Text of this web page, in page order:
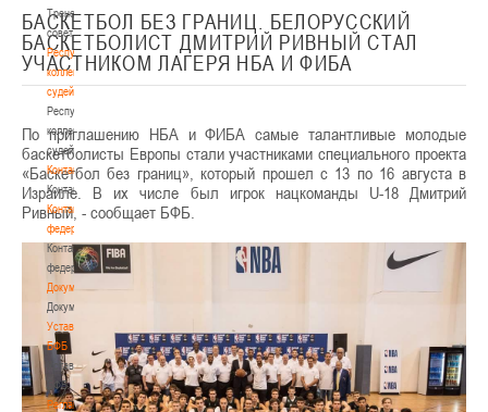
Тренерский
совет
Республиканская
коллегия
судей
Республиканская
коллегия
судей
Контакты
Контакты
Контакты
федерации
Контакты
федерации
Документы
Документы
Устав
БФБ
Устав
БФБ
Регламентирующие
БАСКЕТБОЛ БЕЗ ГРАНИЦ. БЕЛОРУССКИЙ
БАСКЕТБОЛИСТ ДМИТРИЙ РИВНЫЙ СТАЛ
УЧАСТНИКОМ ЛАГЕРЯ НБА И ФИБА
По приглашению НБА и ФИБА самые талантливые молодые
баскетболисты Европы стали участниками специального проекта
«Баскетбол без границ», который прошел с 13 по 16 августа в
Израиле. В их числе был игрок нацкоманды U-18 Дмитрий
Ривный, - сообщает БФБ.